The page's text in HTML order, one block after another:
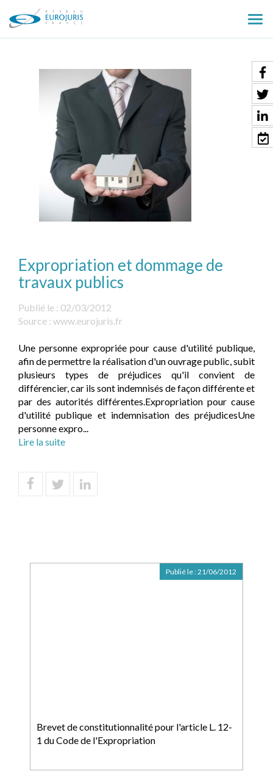
le
Expropriation et dommage de
travaux publics
Publié le : 02/03/2012
Source : www.eurojuris.fr
Une personne expropriée pour cause d'utilité publique,
afin de permettre la réalisation d'un ouvrage public, subit
plusieurs types de préjudices qu'il convient de
différencier, car ils sont indemnisés de façon différente et
par des autorités différentes.Expropriation pour cause
d'utilité publique et indemnisation des préjudicesUne
personne expro...
Lire la suite
Brevet de constitutionnalité pour l'article L. 12-
1 du Code de l'Expropriation
Publié le :21/06/2012